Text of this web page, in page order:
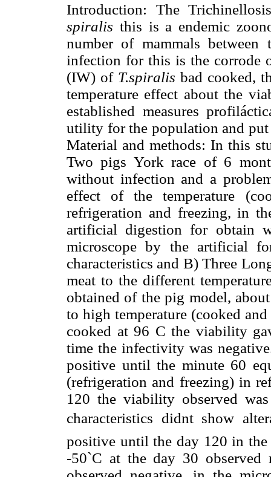
Introduction: The
spiralis this is a endemic
number of mammals
infection for this is the corrode
(IW) of T.spiralis bad cooked,
temperature effect about the
established measures
utility for the population and put
Material and methods: In this
Two pigs York race of 6
without infection and a
effect of the temperature
refrigeration and freezing, in
artificial digestion for obtain
microscope by the artificial
characteristics and B) Three
meat to the different
obtained of the pig model,
to high temperature (cooked
cooked at 96 C the viability
time the infectivity was
positive until the minute 60
(refrigeration and freezing) in
120 the viability observed
characteristics didnt show
positive until the day 120 in
-50`C at the day 30